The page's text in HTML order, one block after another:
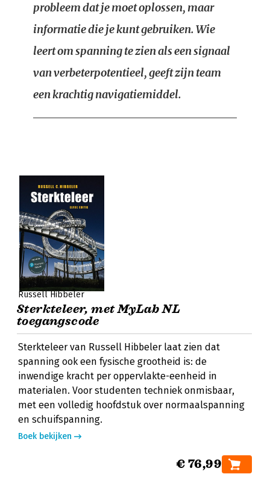
probleem dat je moet oplossen, maar
informatie die je kunt gebruiken. Wie
leert om spanning te zien als een signaal
van verbeterpotentieel, geeft zijn team
een krachtig navigatiemiddel.
Russell Hibbeler
Sterkteleer, met MyLab NL
toegangscode
Sterkteleer van Russell Hibbeler laat zien dat
spanning ook een fysische grootheid is: de
inwendige kracht per oppervlakte-eenheid in
materialen. Voor studenten techniek onmisbaar,
met een volledig hoofdstuk over normaalspanning
en schuifspanning.
Boek bekijken
€ 76,99